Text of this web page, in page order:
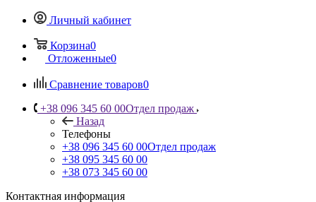
Личный кабинет
Корзина0
Отложенные0
Сравнение товаров0
+38 096 345 60 00Отдел продаж
Назад
Телефоны
+38 096 345 60 00Отдел продаж
+38 095 345 60 00
+38 073 345 60 00
Контактная информация